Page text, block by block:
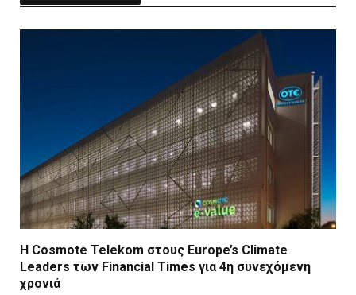
Η Cosmote Telekom στους Europe’s Climate
Leaders των Financial Times για 4η συνεχόμενη
χρονιά